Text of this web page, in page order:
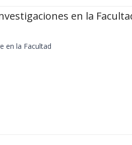
en la
en la Facultad